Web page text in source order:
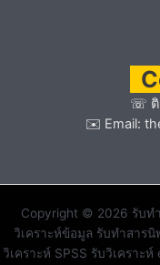
☏
✉️ Email:
Copyright © 2026 รับท
วิเคราะห์ข้อมูล รับทำสาร
วิเคราะห์ SPSS รับวิเคราะ